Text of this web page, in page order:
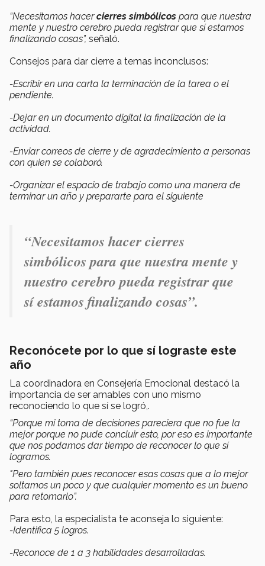
“Necesitamos hacercierres simbólicos para que nuestra
mente y nuestro cerebro pueda registrar que sí estamos
finalizando cosas”, señaló.
Consejos para dar cierre a temas inconclusos:
-Escribir en una carta la terminación de la tarea o el
pendiente.
-Dejar en un documento digital la finalización de la
actividad.
-Enviar correos de cierre y de agradecimiento a personas
con quien se colaboró.
-Organizar el espacio de trabajo como una manera de
terminar un año y prepararte para el siguiente
“Necesitamos hacer cierres
simbólicos para que nuestra mente y
nuestro cerebro pueda registrar que
sí estamos finalizando cosas”.
Reconócete por lo que sí lograste este
año
La coordinadora en Consejería Emocional destacó la
importancia de ser amables con uno mismo
reconociendo lo que sí se logró,.
“Porque mi toma de decisiones pareciera que no fue la
mejor porque no pude concluir esto, por eso es importante
que nos podamos dar tiempo de reconocer lo que sí
logramos.
"Pero también pues reconocer esas cosas que a lo mejor
soltamos un poco y que cualquier momento es un bueno
para retomarlo”.
Para esto, la especialista te aconseja lo siguiente:
-Identifica 5 logros.
-Reconoce de 1 a 3 habilidades desarrolladas.